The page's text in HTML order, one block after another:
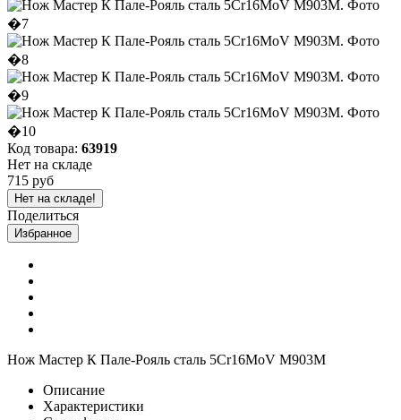
Код товара: 63919
Нет на складе
715 руб
Нет на складе!
Поделиться
Избранное
Нож Мастер К Пале-Рояль сталь 5Cr16MoV M903M
Описание
Характеристики